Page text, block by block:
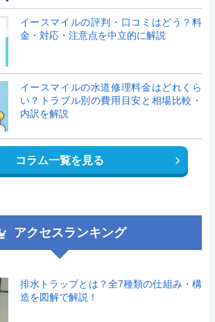
イースマイルの評判・口コミはどう？料
金・対応・注意点を中立的に解説
イースマイルの水道修理料金はどれくら
い？トラブル別の費用目安と相場比較・
内訳を解説
コラム一覧を見る
アクセスランキング
排水トラップとは？全7種類の仕組み・構
造を図解で解説！